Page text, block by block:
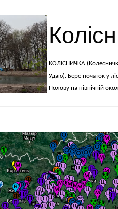
КОЛІСНИЧКА
Удаю). Бере початок у
Полову на північній